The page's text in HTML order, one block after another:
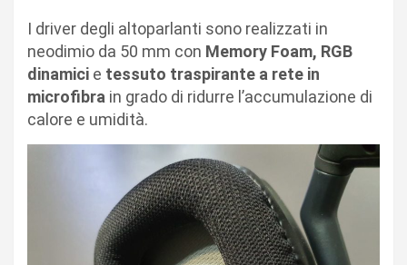
I driver degli altoparlanti sono realizzati in
neodimio da 50 mm con Memory Foam, RGB
dinamici e tessuto traspirante a rete in
microfibra in grado di ridurre l’accumulazione di
calore e umidità.